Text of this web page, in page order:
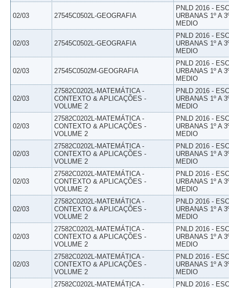
02/03 27545C0502L-GEOGRAFIA
PNLD 2016 -
URBANAS 1º A
MEDIO
02/03 27545C0502L-GEOGRAFIA
PNLD 2016 -
URBANAS 1º A
MEDIO
02/03 27545C0502M-GEOGRAFIA
PNLD 2016 -
URBANAS 1º A
MEDIO
02/03
27582C0202L-MATEMÁTICA -
CONTEXTO & APLICAÇÕES -
VOLUME 2
PNLD 2016 -
URBANAS 1º A
MEDIO
02/03
27582C0202L-MATEMÁTICA -
CONTEXTO & APLICAÇÕES -
VOLUME 2
PNLD 2016 -
URBANAS 1º A
MEDIO
02/03
27582C0202L-MATEMÁTICA -
CONTEXTO & APLICAÇÕES -
VOLUME 2
PNLD 2016 -
URBANAS 1º A
MEDIO
02/03
27582C0202L-MATEMÁTICA -
CONTEXTO & APLICAÇÕES -
VOLUME 2
PNLD 2016 -
URBANAS 1º A
MEDIO
02/03
27582C0202L-MATEMÁTICA -
CONTEXTO & APLICAÇÕES -
VOLUME 2
PNLD 2016 -
URBANAS 1º A
MEDIO
02/03
27582C0202L-MATEMÁTICA -
CONTEXTO & APLICAÇÕES -
VOLUME 2
PNLD 2016 -
URBANAS 1º A
MEDIO
02/03
27582C0202L-MATEMÁTICA -
CONTEXTO & APLICAÇÕES -
VOLUME 2
PNLD 2016 -
URBANAS 1º A
MEDIO
27582C0202L-MATEMÁTICA -
PNLD 2016 -